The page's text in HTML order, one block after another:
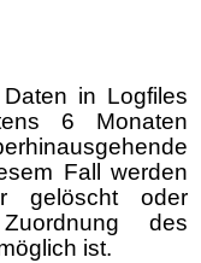
in Logfiles
6 Monaten
Fall werden
gelöscht oder
des
ist.